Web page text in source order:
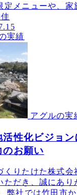
定メニューや、
実績
アグルの実
活性化ビジョ
のお願い
くりたけた株式会
ただき、誠にあり
弊社では竹田市